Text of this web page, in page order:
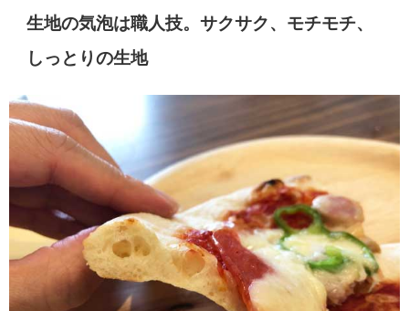
生地の気泡は職人技。サクサク、モチモチ、
しっとりの生地